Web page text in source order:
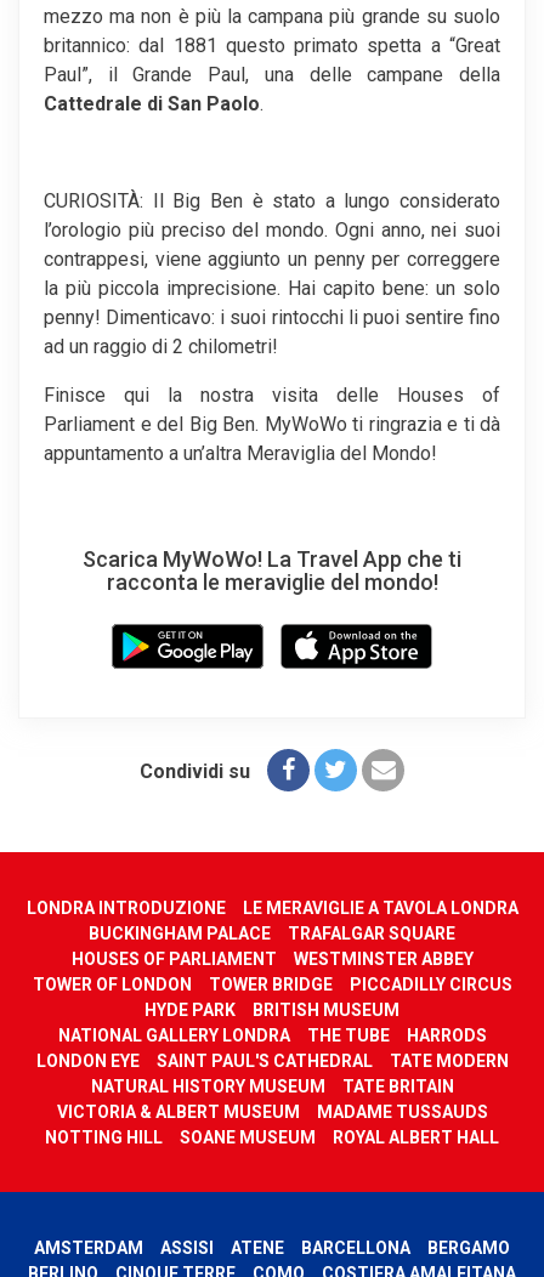
mezzo ma non è più la campana più grande su suolo
britannico: dal 1881 questo primato spetta a “Great
Paul”, il Grande Paul, una delle campane della
Cattedrale di San Paolo.
CURIOSITÀ: Il Big Ben è stato a lungo considerato
l’orologio più preciso del mondo. Ogni anno, nei suoi
contrappesi, viene aggiunto un penny per correggere
la più piccola imprecisione. Hai capito bene: un solo
penny! Dimenticavo: i suoi rintocchi li puoi sentire fino
ad un raggio di 2 chilometri!
Finisce qui la nostra visita delle Houses of
Parliament e del Big Ben. MyWoWo ti ringrazia e ti dà
appuntamento a un’altra Meraviglia del Mondo!
Scarica MyWoWo! La Travel App che ti
racconta le meraviglie del mondo!
Condividi su
LONDRA INTRODUZIONE
LE MERAVIGLIE A TAVOLA LONDRA
BUCKINGHAM PALACE
TRAFALGAR SQUARE
HOUSES OF PARLIAMENT
WESTMINSTER ABBEY
TOWER OF LONDON
TOWER BRIDGE
PICCADILLY CIRCUS
HYDE PARK
BRITISH MUSEUM
NATIONAL GALLERY LONDRA
THE TUBE
HARRODS
LONDON EYE
SAINT PAUL'S CATHEDRAL
TATE MODERN
NATURAL HISTORY MUSEUM
TATE BRITAIN
VICTORIA & ALBERT MUSEUM
MADAME TUSSAUDS
NOTTING HILL
SOANE MUSEUM ROYAL ALBERT HALL
AMSTERDAM ASSISI ATENE BARCELLONA
BERGAMO